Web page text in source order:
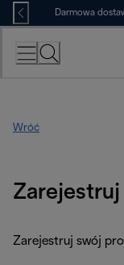
Skip
to
Content
Darmowa
Wróć
Zarejestruj swój